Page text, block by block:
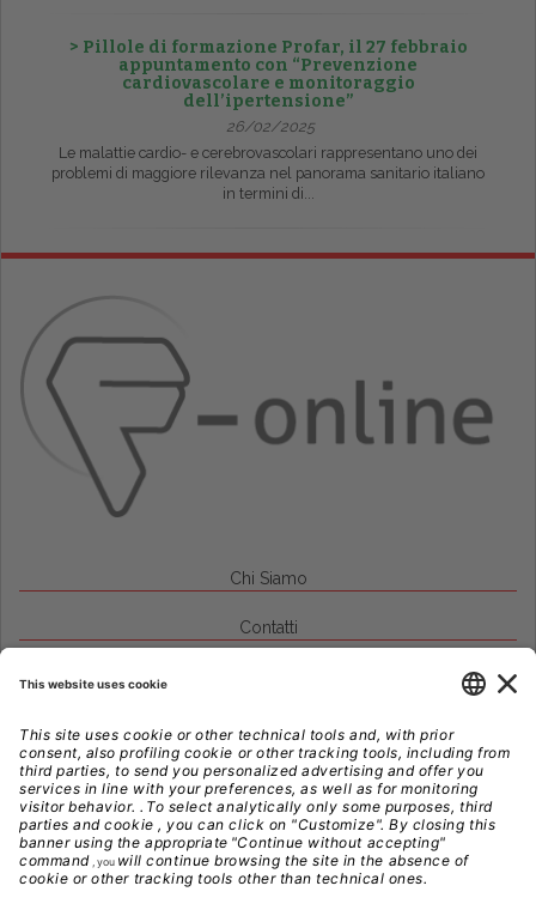
> Pillole di formazione Profar, il 27 febbraio
appuntamento con “Prevenzione
cardiovascolare e monitoraggio
dell’ipertensione”
26/02/2025
Le malattie cardio- e cerebrovascolari rappresentano uno dei
problemi di maggiore rilevanza nel panorama sanitario italiano
in termini di...
Chi Siamo
Contatti
Note Legali
Privacy
Gestione Cookie